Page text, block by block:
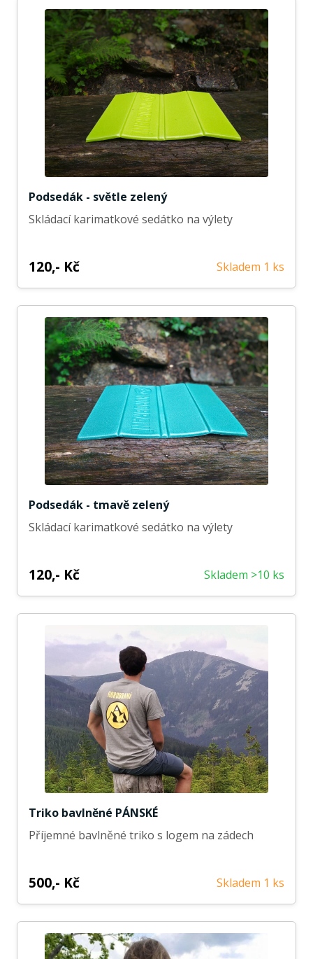
Podsedák - světle zelený
Skládací karimatkové sedátko na výlety
120,- Kč Skladem 1 ks
Podsedák - tmavě zelený
Skládací karimatkové sedátko na výlety
120,- Kč Skladem >10 ks
Triko bavlněné PÁNSKÉ
Příjemné bavlněné triko s logem na zádech
500,- Kč Skladem 1 ks